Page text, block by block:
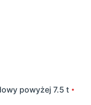
powyżej 7.5 t